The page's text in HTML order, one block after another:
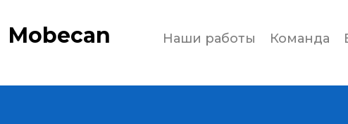
Mobecan Наши работы Команда